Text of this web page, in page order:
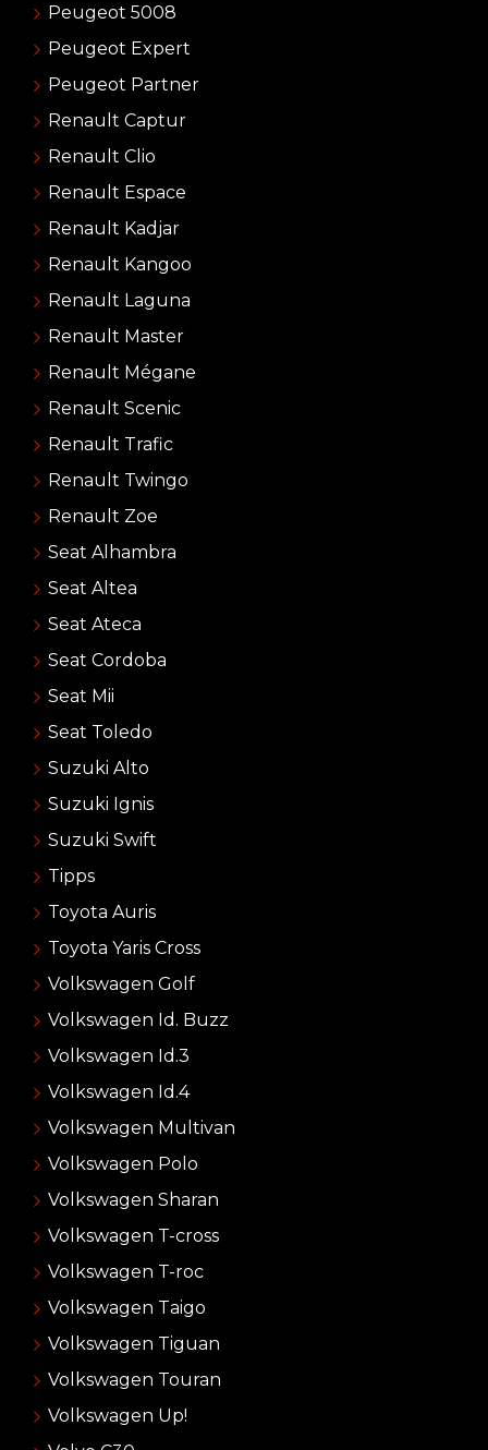
Peugeot 5008
Peugeot Expert
Peugeot Partner
Renault Captur
Renault Clio
Renault Espace
Renault Kadjar
Renault Kangoo
Renault Laguna
Renault Master
Renault Mégane
Renault Scenic
Renault Trafic
Renault Twingo
Renault Zoe
Seat Alhambra
Seat Altea
Seat Ateca
Seat Cordoba
Seat Mii
Seat Toledo
Suzuki Alto
Suzuki Ignis
Suzuki Swift
Tipps
Toyota Auris
Toyota Yaris Cross
Volkswagen Golf
Volkswagen Id. Buzz
Volkswagen Id.3
Volkswagen Id.4
Volkswagen Multivan
Volkswagen Polo
Volkswagen Sharan
Volkswagen T-cross
Volkswagen T-roc
Volkswagen Taigo
Volkswagen Tiguan
Volkswagen Touran
Volkswagen Up!